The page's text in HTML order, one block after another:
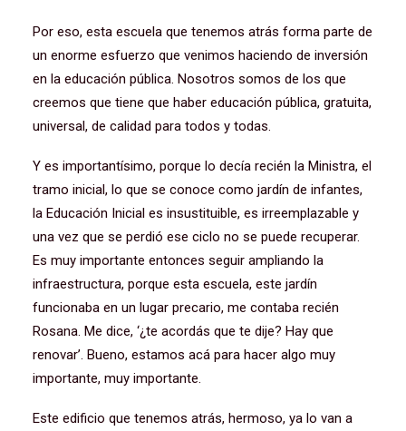
Por eso, esta escuela que tenemos atrás forma parte de
un enorme esfuerzo que venimos haciendo de inversión
en la educación pública. Nosotros somos de los que
creemos que tiene que haber educación pública, gratuita,
universal, de calidad para todos y todas.
Y es importantísimo, porque lo decía recién la Ministra, el
tramo inicial, lo que se conoce como jardín de infantes,
la Educación Inicial es insustituible, es irreemplazable y
una vez que se perdió ese ciclo no se puede recuperar.
Es muy importante entonces seguir ampliando la
infraestructura, porque esta escuela, este jardín
funcionaba en un lugar precario, me contaba recién
Rosana. Me dice, ‘¿te acordás que te dije? Hay que
renovar’. Bueno, estamos acá para hacer algo muy
importante, muy importante.
Este edificio que tenemos atrás, hermoso, ya lo van a